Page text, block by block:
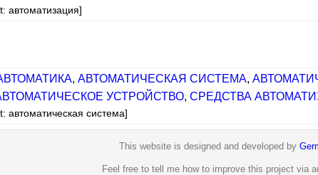
автоматизация]
, АВТОМАТИЧЕСКАЯ СИСТЕМА,
УСТРОЙСТВО,СРЕДСТВА
автоматическая система]
This website is designed and developed by
Feel free to tell me how to improve this project via